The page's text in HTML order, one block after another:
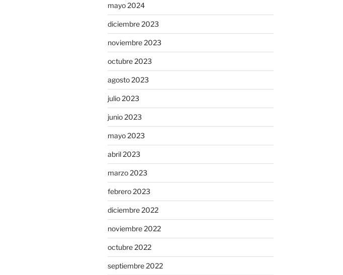
mayo 2024
diciembre 2023
noviembre 2023
octubre 2023
agosto 2023
julio 2023
junio 2023
mayo 2023
abril 2023
marzo 2023
febrero 2023
diciembre 2022
noviembre 2022
octubre 2022
septiembre 2022